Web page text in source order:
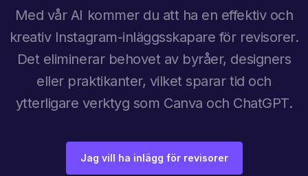
Med vår AI kommer du att ha en effektiv och
kreativ Instagram-inläggsskapare för revisorer.
Det eliminerar behovet av byråer, designers
eller praktikanter, vilket sparar tid och
ytterligare verktyg som Canva och ChatGPT.
Jag vill ha inlägg för revisorer